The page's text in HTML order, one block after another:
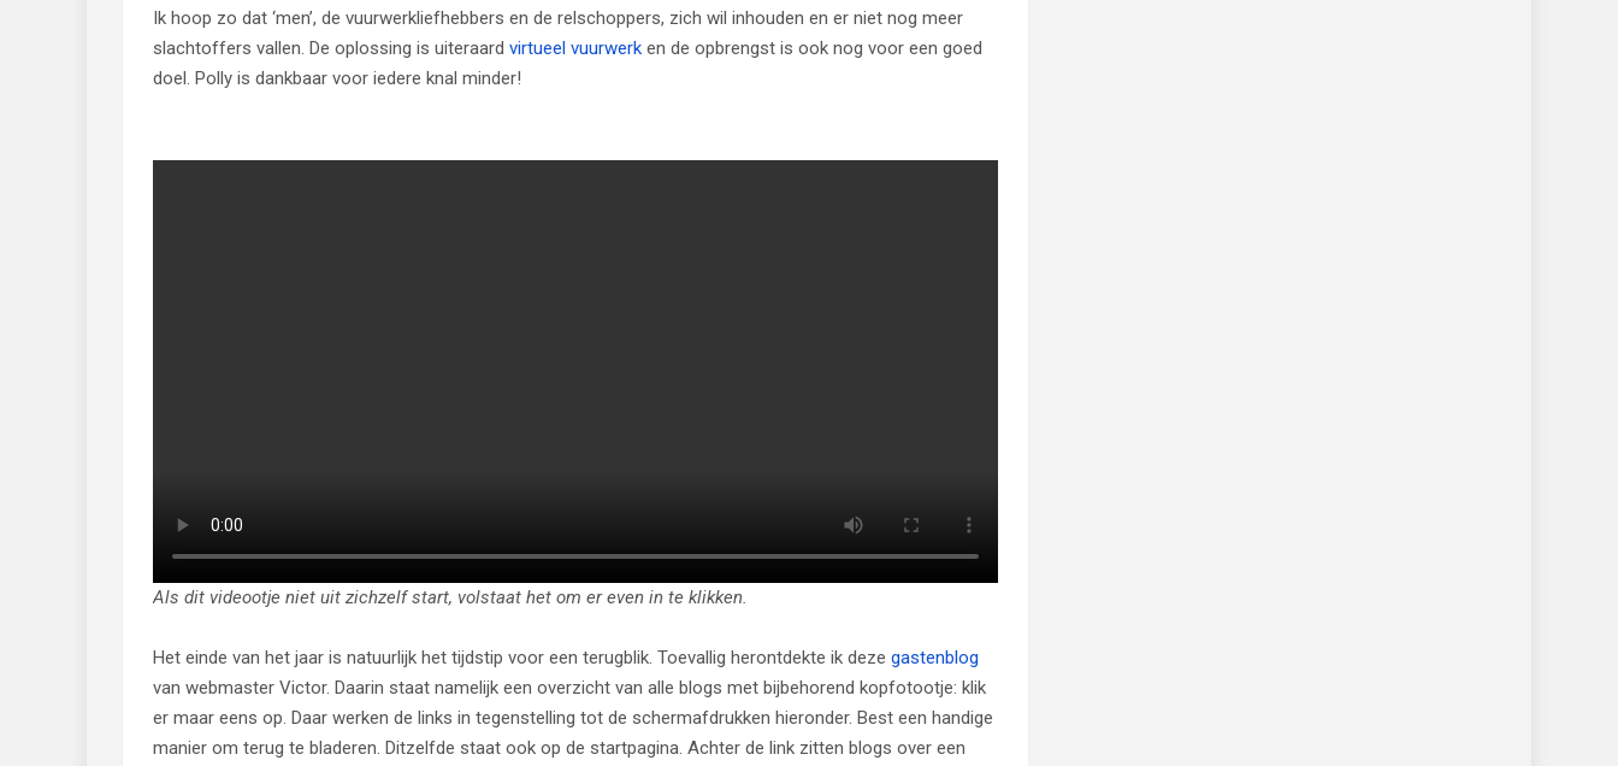
Ik hoop zo dat ‘men’, de vuurwerkliefhebbers en de relschoppers, zich wil inhouden en er niet nog meer
slachtoffers vallen. De oplossing is uiteraard virtueel vuurwerk en de opbrengst is ook nog voor een goed
doel. Polly is dankbaar voor iedere knal minder!
Als dit videootje niet uit zichzelf start, volstaat het om er even in te klikken.
Het einde van het jaar is natuurlijk het tijdstip voor een terugblik. Toevallig herontdekte ik deze gastenblog
van webmaster Victor. Daarin staat namelijk een overzicht van alle blogs met bijbehorend kopfotootje: klik
er maar eens op. Daar werken de links in tegenstelling tot de schermafdrukken hieronder. Best een handige
manier om terug te bladeren. Ditzelfde staat ook op de startpagina. Achter de link zitten blogs over een